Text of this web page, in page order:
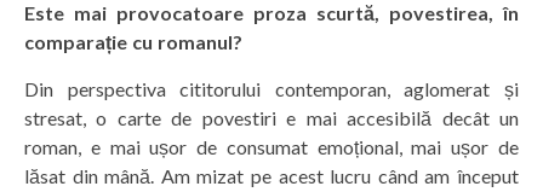
Este mai provocatoare proza scurtă, povestirea, în
comparație cu romanul?
Din perspectiva cititorului contemporan, aglomerat și
stresat, o carte de povestiri e mai accesibilă decât un
roman, e mai ușor de consumat emoțional, mai ușor de
lăsat din mână. Am mizat pe acest lucru când am început